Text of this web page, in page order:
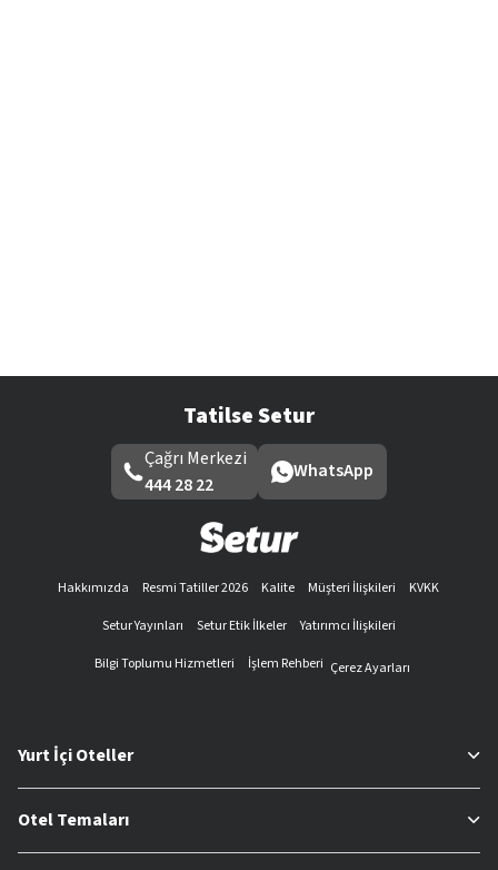
Tatilse Setur
Çağrı Merkezi
444 28 22
WhatsApp
Hakkımızda Resmi Tatiller 2026 Kalite Müşteri İlişkileri
KVKK
Setur Yayınları
Setur Etik İlkeler
Yatırımcı İlişkileri
Bilgi Toplumu Hizmetleri
İşlem Rehberi Çerez Ayarları
Yurt İçi Oteller
Otel Temaları